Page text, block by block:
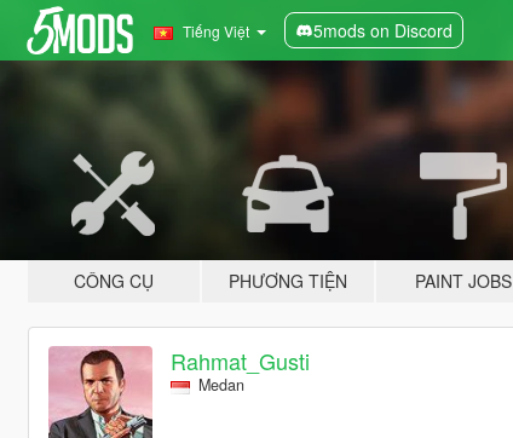
Tiếng Việt 5mods on Discord
CÔNG CỤ PHƯƠNG TIỆN PAINT JOBS
Rahmat_Gusti
Medan